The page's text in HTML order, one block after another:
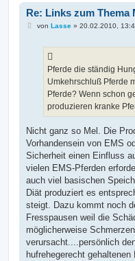
Re: Links zum Thema
Bvon Lasse» 20.02.2010,
Pferde die ständig
Umkehrschluß Pferde
Pferde? Wenn schon
produzieren kranke
Nicht ganz so Mel. Die
Vorhandensein von EMS
Sicherheit einen Einfluss
vielen EMS-Pferden
auch viel basischen
Diät produziert es
steigt. Dazu kommt noch
Fresspausen weil die
möglicherweise
verursacht....persönlich
hufrehegerecht